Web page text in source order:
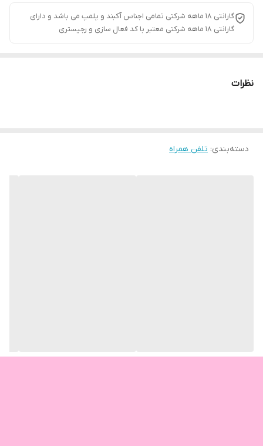
گارانتی ۱۸ ماهه شرکتی تمامی اجناس آکبند و پلمپ می باشد و دارای
گارانتی ۱۸ ماهه شرکتی معتبر با کد فعال سازی و رجیستری
نظرات
دسته‌بندی: تلفن همراه